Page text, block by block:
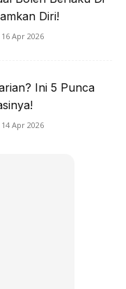
Diri!
16 Apr 2026
Ini 5 Punca
14 Apr 2026